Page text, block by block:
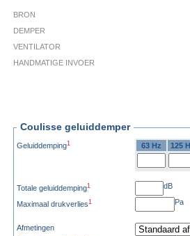
BRON
DEMPER
VENTILATOR
HANDMATIGE INVOER
Coulisse geluiddemper
Geluiddemping1 63 Hz 125
Totale geluiddemping1 dB
Maximaal drukverlies1 Pa
Afmetingen